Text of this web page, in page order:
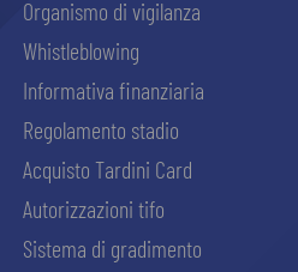
Organismo di vigilanza
Whistleblowing
Informativa finanziaria
Regolamento stadio
Acquisto Tardini Card
Autorizzazioni tifo
Sistema di gradimento